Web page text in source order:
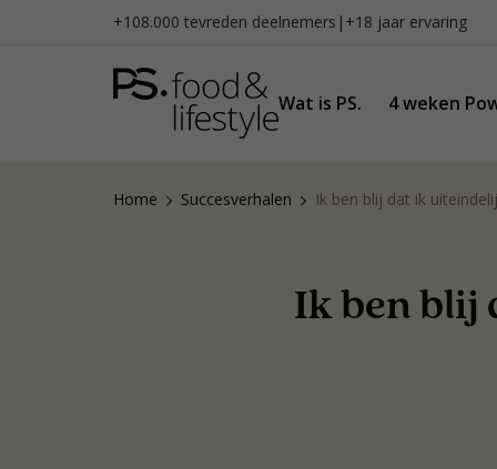
+108.000 tevreden deelnemers | +18 jaar ervaring
Wat is PS. 4 weken
Home Succesverhalen Ik ben blij dat ik
Ik ben blij